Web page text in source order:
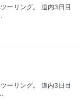
ーリング。 道内3日目
ーリング。 道内3日目